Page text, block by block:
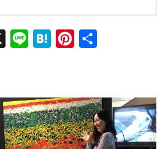
X Line
Hate
Pinte